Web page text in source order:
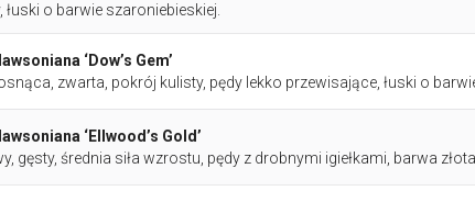
o barwie szaroniebieskiej.
‘Dow’s Gem’
zwarta, pokrój kulisty, pędy lekko przewisające, łuski o
‘Ellwood’s Gold’
gęsty, średnia siła wzrostu, pędy z drobnymi igiełkami, barwa